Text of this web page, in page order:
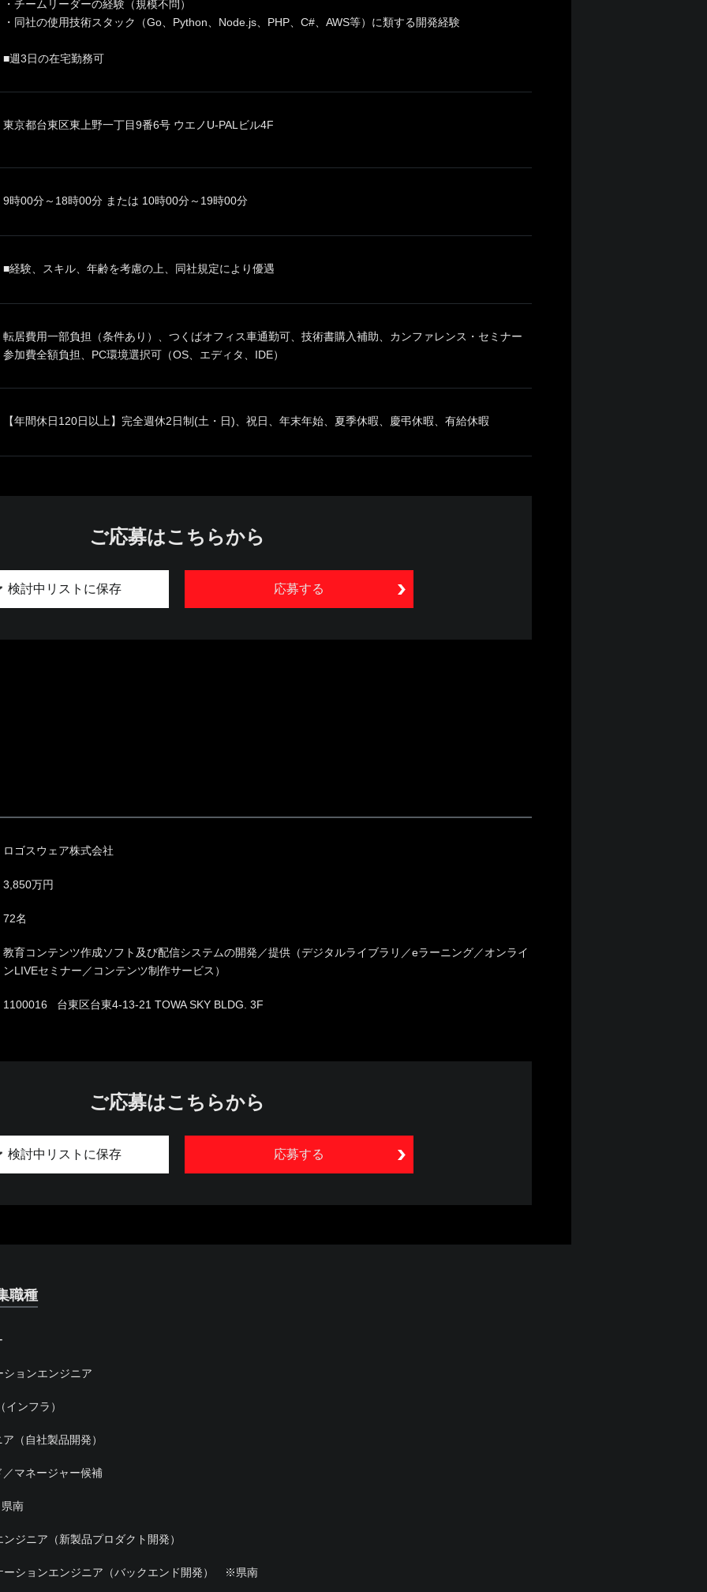
・チームリーダーの経験（規模不問）
・同社の使用技術スタック（Go、Python、Node.js、PHP、C#、AWS等）に類する開発経験
■週3日の在宅勤務可
東京都台東区東上野一丁目9番6号 ウエノU-PALビル4F
9時00分～18時00分 または 10時00分～19時00分
■経験、スキル、年齢を考慮の上、同社規定により優遇
転居費用一部負担（条件あり）、つくばオフィス車通勤可、技術書購入補助、カンファレンス・セミナー
参加費全額負担、PC環境選択可（OS、エディタ、IDE）
【年間休日120日以上】完全週休2日制(土・日)、祝日、年末年始、夏季休暇、慶弔休暇、有給休暇
ご応募はこちらから
応募する
検討中リストに保存
ロゴスウェア株式会社
3,850万円
72名
教育コンテンツ作成ソフト及び配信システムの開発／提供（デジタルライブラリ／eラーニング／オンライ
ンLIVEセミナー／コンテンツ制作サービス）
1100016 台東区台東4-13-21 TOWA SKY BLDG. 3F
ご応募はこちらから
応募する
検討中リストに保存
職種
ョンエンジニア
ンフラ）
（自社製品開発）
マネージャー候補
南
ジニア（新製品プロダクト開発）
ションエンジニア（バックエンド開発） ※県南